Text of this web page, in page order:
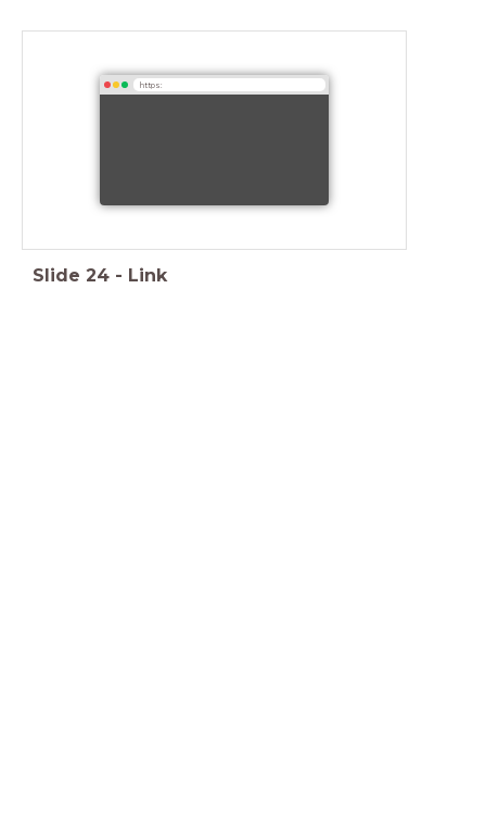
https:
Slide 24 - Link